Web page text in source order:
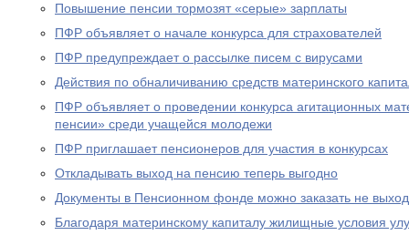
Повышение пенсии тормозят «серые» зарплаты
ПФР объявляет о начале конкурса для страхователей
ПФР предупреждает о рассылке писем с вирусами
Действия по обналичиванию средств материнского
ПФР объявляет о проведении конкурса агитационных
пенсии» среди учащейся молодежи
ПФР приглашает пенсионеров для участия в конкурсах
Откладывать выход на пенсию теперь выгодно
Документы в Пенсионном фонде можно заказать не
Благодаря материнскому капиталу жилищные условия